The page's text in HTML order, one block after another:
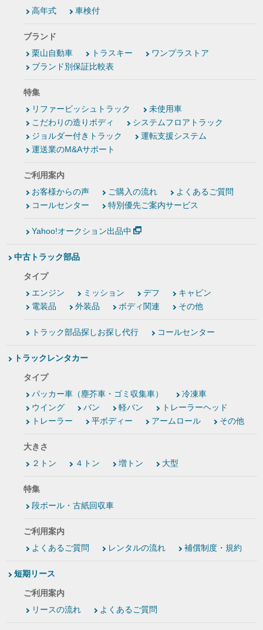
高年式
車検付
ブランド
栗山自動車
トラスキー
ワンプラストア
ブランド別保証比較表
特集
リファービッシュトラック
未使用車
こだわりの造りボディ
システムフロアトラック
ジョルダー付きトラック
運転支援システム
運送業のM&Aサポート
ご利用案内
お客様からの声
ご購入の流れ
よくあるご質問
コールセンター
特別優先ご案内サービス
Yahoo!オークション出品中
中古トラック部品
タイプ
エンジン
ミッション デフ
キャビン
電装品
外装品 ボディ関連 その他
トラック部品探しお探し代行 コールセンター
トラックレンタカー
タイプ
パッカー車（塵芥車・ゴミ収集車）
冷凍車
ウイング
バン 軽バン
トレーラーヘッド
トレーラー
平ボディー アームロール その他
大きさ
２トン
４トン 増トン 大型
特集
段ボール・古紙回収車
ご利用案内
よくあるご質問
レンタルの流れ 補償制度・規約
短期リース
ご利用案内
リースの流れ
よくあるご質問